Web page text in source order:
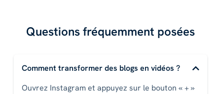
Questions fréquemment posées
Comment transformer des blogs en vidéos ?
Ouvrez Instagram et appuyez sur le bouton « + »